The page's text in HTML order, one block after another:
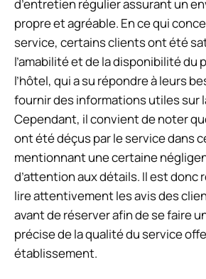
d’entretien régulier assurant un
propre et agréable. En ce qui
service, certains clients ont été
l’amabilité et de la disponibilité du
l’hôtel, qui a su répondre à leurs
fournir des informations utiles sur
Cependant, il convient de noter
ont été déçus par le service dans
mentionnant une certaine
d’attention aux détails. Il est donc
lire attentivement les avis des
avant de réserver afin de se faire
précise de la qualité du service
établissement.